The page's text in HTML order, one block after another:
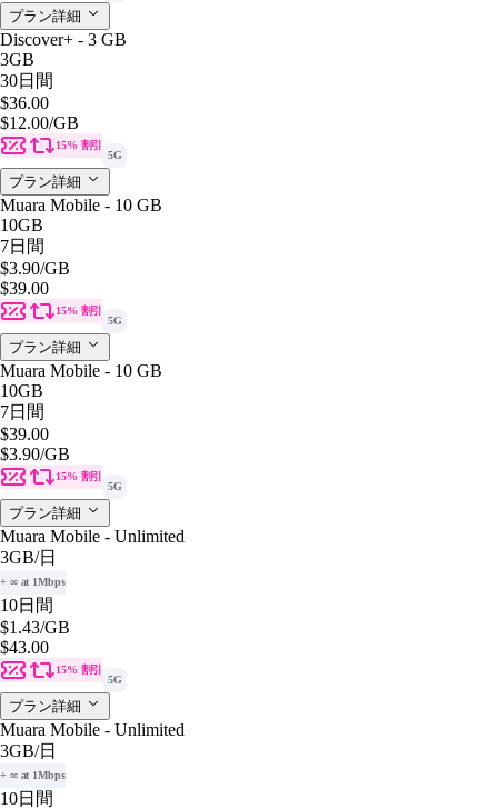
プラン詳細
Discover+ - 3 GB
3GB
30日間
$36.00
$12.00/GB
15% 割引
5G
プラン詳細
Muara Mobile - 10 GB
10GB
7日間
$3.90/GB
$39.00
15% 割引
5G
プラン詳細
Muara Mobile - 10 GB
10GB
7日間
$39.00
$3.90/GB
15% 割引
5G
プラン詳細
Muara Mobile - Unlimited
3GB/日
+ ∞ at 1Mbps
10日間
$1.43/GB
$43.00
15% 割引
5G
プラン詳細
Muara Mobile - Unlimited
3GB/日
+ ∞ at 1Mbps
10日間